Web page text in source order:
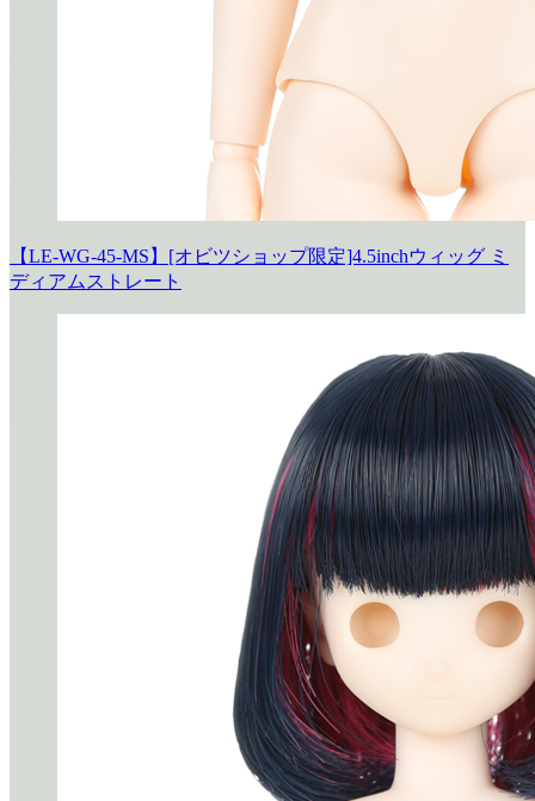
【LE-WG-45-MS】[オビツショップ限定]4.5inchウィッグ ミ
ディアムストレート